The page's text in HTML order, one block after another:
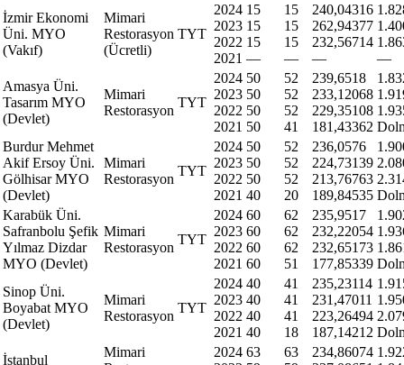
İzmir Ekonomi
Üni. MYO
(Vakıf)
Mimari
Restorasyon
(Ücretli)
TYT
2024
2023
2022
2021
15
15
15
—
15
15
15
—
240,04316
262,94377
232,56714
—
—
Amasya Üni.
Tasarım MYO
(Devlet)
Mimari
Restorasyon
TYT
2024
2023
2022
2021
50
50
50
50
52
52
52
41
239,6518
233,12068
229,35108
181,43362
Burdur Mehmet
Akif Ersoy Üni.
Gölhisar MYO
(Devlet)
Mimari
Restorasyon
TYT
2024
2023
2022
2021
50
50
50
40
52
52
52
20
236,0576
224,73139
213,76763
189,84535
Karabük Üni.
Safranbolu Şefik
Yılmaz Dizdar
MYO (Devlet)
Mimari
Restorasyon
TYT
2024
2023
2022
2021
60
60
60
60
62
62
62
51
235,9517
232,22054
232,65173
177,85339
Sinop Üni.
Boyabat MYO
(Devlet)
Mimari
Restorasyon
TYT
2024
2023
2022
2021
40
40
40
40
41
41
41
18
235,23114
231,47011
223,26494
187,14212
İstanbul
Mimari
2024 63
63
234,86074